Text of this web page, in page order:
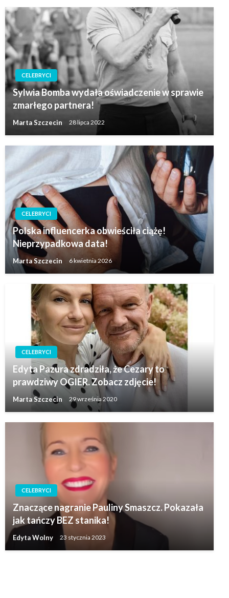
CELEBRYCI
Sylwia Bomba wydała oświadczenie w sprawie
zmarłego partnera!
Marta Szczecin 28 lipca 2022
CELEBRYCI
Polska influencerka obwieściła ciążę!
Nieprzypadkowa data!
Marta Szczecin 6 kwietnia 2026
CELEBRYCI
Edyta Pazura zdradziła, że Cezary to
prawdziwy OGIER. Zobacz zdjęcie!
Marta Szczecin 29 września 2020
CELEBRYCI
Znaczące nagranie Pauliny Smaszcz. Pokazała
jak tańczy BEZ stanika!
Edyta Wolny 23 stycznia 2023